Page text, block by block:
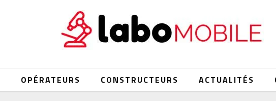
OPÉRATEURS CONSTRUCTEURS ACTUALITÉS